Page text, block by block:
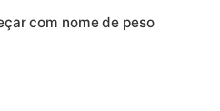
com nome de peso